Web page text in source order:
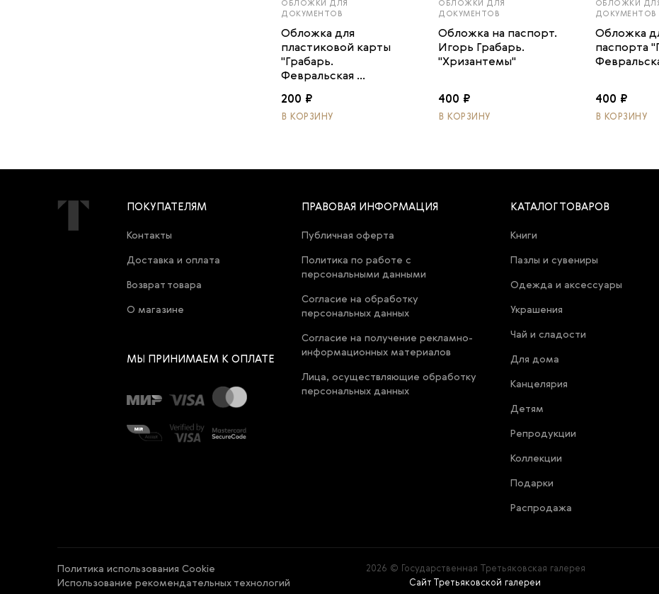
ОБЛОЖКИ ДЛЯ
ДОКУМЕНТОВ
Обложка для
пластиковой карты
"Грабарь.
Февральская ...
200 ₽
В КОРЗИНУ
ОБЛОЖКИ ДЛЯ
ДОКУМЕНТОВ
Обложка на паспорт.
Игорь Грабарь.
"Хризантемы"
400 ₽
В КОРЗИНУ
ОБЛОЖКИ
ДОКУМЕНТОВ
Обложка
паспорта
400 ₽
В КОРЗИНУ
ПОКУПАТЕЛЯМ
Контакты
Доставка и оплата
Возврат товара
О магазине
МЫ ПРИНИМАЕМ К ОПЛАТЕ
ПРАВОВАЯ ИНФОРМАЦИЯ
Публичная оферта
Политика по работе с
персональными данными
Согласие на обработку
персональных данных
Согласие на получение рекламно-
информационных материалов
Лица, осуществляющие обработку
персональных данных
КАТАЛОГ ТОВАРОВ
Книги
Пазлы и сувениры
Одежда и аксессуары
Украшения
Чай и сладости
Для дома
Канцелярия
Детям
Репродукции
Коллекции
Подарки
Распродажа
Политика использования Cookie
Использование рекомендательных технологий
2026 © Государственная Третьяковская галерея
Сайт Третьяковской галереи